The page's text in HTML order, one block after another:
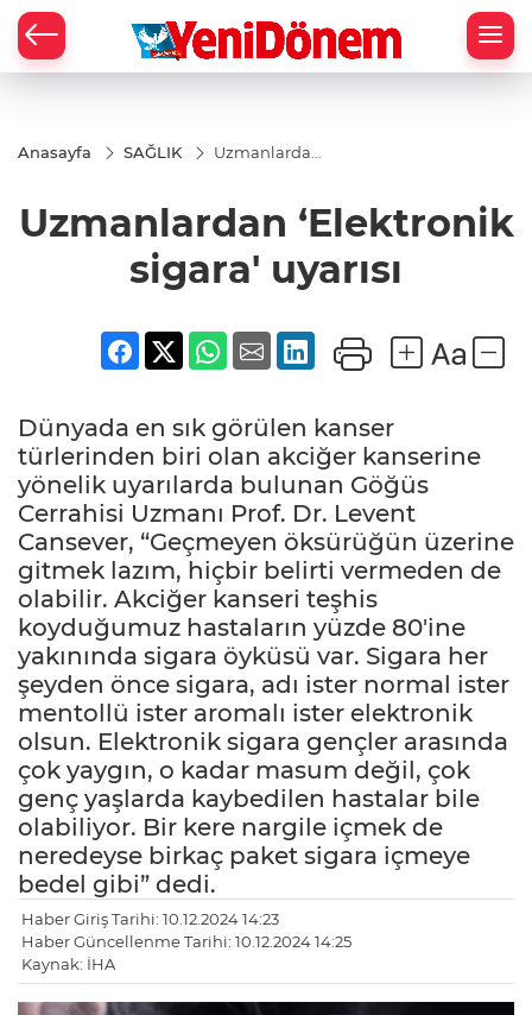
Anasayfa SAĞLIK
Uzmanlardan
Uzmanlardan ‘Elektronik
sigara' uyarısı
Dünyada en sık görülen kanser
türlerinden biri olan akciğer kanserine
yönelik uyarılarda bulunan Göğüs
Cerrahisi Uzmanı Prof. Dr. Levent
Cansever, “Geçmeyen öksürüğün üzerine
gitmek lazım, hiçbir belirti vermeden de
olabilir. Akciğer kanseri teşhis
koyduğumuz hastaların yüzde 80'ine
yakınında sigara öyküsü var. Sigara her
şeyden önce sigara, adı ister normal ister
mentollü ister aromalı ister elektronik
olsun. Elektronik sigara gençler arasında
çok yaygın, o kadar masum değil, çok
genç yaşlarda kaybedilen hastalar bile
olabiliyor. Bir kere nargile içmek de
neredeyse birkaç paket sigara içmeye
bedel gibi” dedi.
Haber Giriş Tarihi: 10.12.2024 14:23
Haber Güncellenme Tarihi: 10.12.2024 14:25
Kaynak: İHA